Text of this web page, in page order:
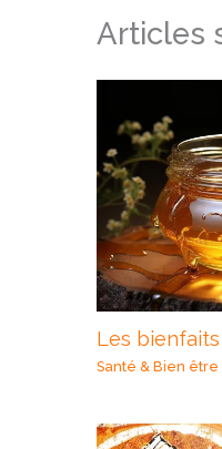
Articles
Les
Santé & Bien être